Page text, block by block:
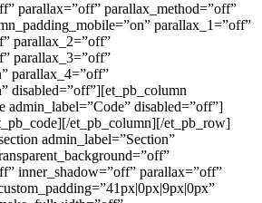
parallax=”off” parallax_method=”off”
parallax_1=”off”
parallax_2=”off”
parallax_3=”off”
parallax_4=”off”
disabled=”off”][et_pb_column
admin_label=”Code” disabled=”off”]
et_pb_column][/et_pb_row]
admin_label=”Section”
inner_shadow=”off” parallax=”off”